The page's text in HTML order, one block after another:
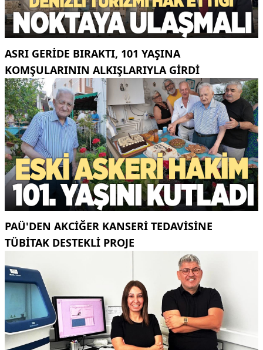
ASRI GERIDE BIRAKTI, 101 YAŞINA
KOMŞULARININ ALKIŞLARIYLA GIRDI
PAÜ'DEN AKCİĞER KANSERİ TEDAVİSİNE
TÜBİTAK DESTEKLİ PROJE